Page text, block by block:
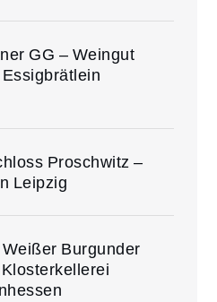
GG – Weingut
Proschwitz –
Leipzig
Weißer Burgunder